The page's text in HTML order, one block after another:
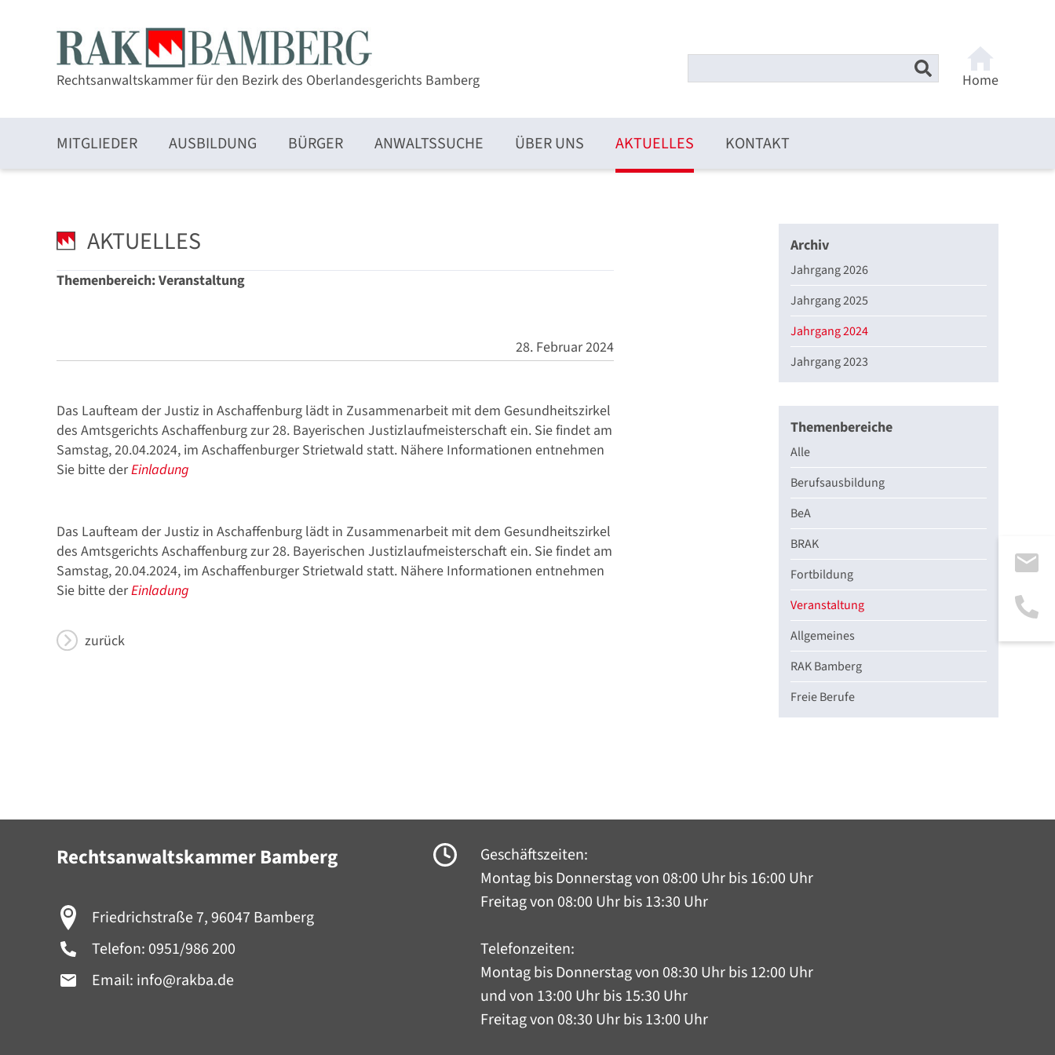
Rechtsanwaltskammer für den Bezirk des Oberlandesgerichts Bamberg Home
MITGLIEDER
Stellenmarkt
Formulare zum Download
AUSBILDUNG BÜRGER ANWALTSSUCHE ÜBER UNS AKTUELLES KONTAKT
AKTUELLES
Themenbereich: Veranstaltung
28. Februar 2024
Das Laufteam der Justiz in Aschaffenburg lädt in Zusammenarbeit mit dem Gesundheitszirkel
des Amtsgerichts Aschaffenburg zur 28. Bayerischen Justizlaufmeisterschaft ein. Sie findet am
Samstag, 20.04.2024, im Aschaffenburger Strietwald statt. Nähere Informationen entnehmen
Sie bitte derEinladung
Das Laufteam der Justiz in Aschaffenburg lädt in Zusammenarbeit mit dem Gesundheitszirkel
des Amtsgerichts Aschaffenburg zur 28. Bayerischen Justizlaufmeisterschaft ein. Sie findet am
Samstag, 20.04.2024, im Aschaffenburger Strietwald statt. Nähere Informationen entnehmen
Sie bitte derEinladung
zurück
Archiv
Jahrgang 2026
Jahrgang 2025
Jahrgang 2024
Jahrgang 2023
Themenbereiche
Alle
Berufsausbildung
BeA
BRAK
Fortbildung
Veranstaltung
Allgemeines
RAK Bamberg
Freie Berufe
Rechtsanwaltskammer Bamberg
Friedrichstraße 7, 96047 Bamberg
Telefon: 0951/986 200
Email: info@rakba.de
Geschäftszeiten:
Montag bis Donnerstagvon 08:00 Uhr bis 16:00 Uhr
Freitag von 08:00 Uhr bis 13:30 Uhr
Telefonzeiten:
Montag bis Donnerstagvon 08:30 Uhr bis 12:00 Uhr
und von 13:00 Uhr bis 15:30 Uhr
Freitag von 08:30 Uhr bis 13:00 Uhr